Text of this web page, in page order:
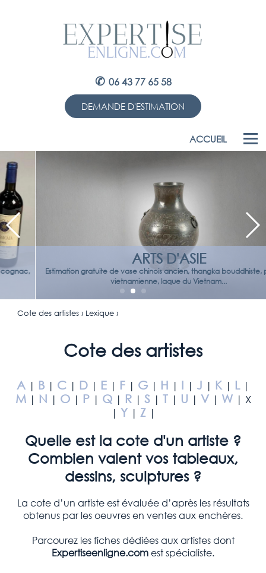
✆ 06 43 77 65 58
DEMANDE D'ESTIMATION
ACCUEIL
ARTS D'ASIE
Estimation gratuite de vase chinois ancien, thangka bouddhiste, peinture
vietnamienne, laque du Vietnam...
Cote des artistes › Lexique ›
Cote des artistes
A | B | C | D | E | F | G | H | I | J | K | L|
M| N | O| P| Q| R| S| T| U | V| W| X
| Y| Z |
Quelle est la cote d'un artiste ?
Combien valent vos tableaux,
dessins, sculptures ?
La cote d’un artiste est évaluée d’après les résultats
obtenus par les oeuvres en ventes aux enchères.
Parcourez les fiches dédiées aux artistes dont
Expertiseenligne.comest spécialiste.